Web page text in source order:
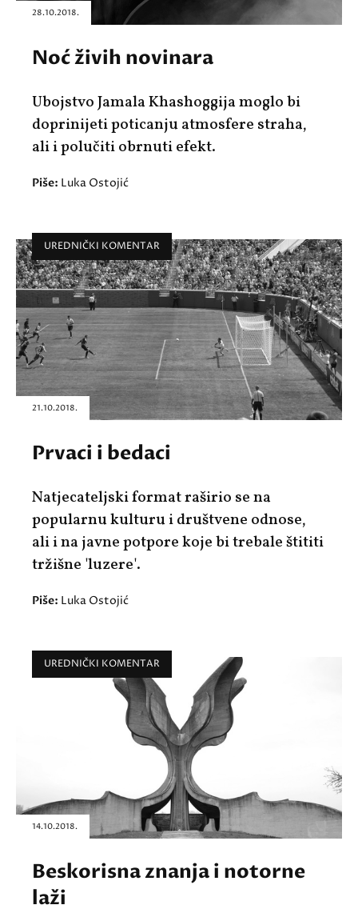
28.10.2018.
Noć živih novinara
Ubojstvo Jamala Khashoggija moglo bi
doprinijeti poticanju atmosfere straha,
ali i polučiti obrnuti efekt.
Piše: Luka Ostojić
UREDNIČKI KOMENTAR
21.10.2018.
Prvaci i bedaci
Natjecateljski format raširio se na
popularnu kulturu i društvene odnose,
ali i na javne potpore koje bi trebale štititi
tržišne 'luzere'.
Piše: Luka Ostojić
UREDNIČKI KOMENTAR
14.10.2018.
Beskorisna znanja i notorne
laži